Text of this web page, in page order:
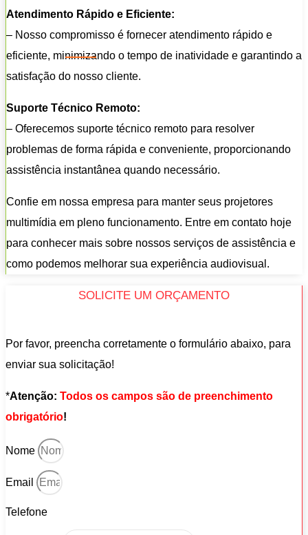
Atendimento Rápido e Eficiente:
– Nosso compromisso é fornecer atendimento rápido e
eficiente, minimizando o tempo de inatividade e garantindo a
satisfação do nosso cliente.
Suporte Técnico Remoto:
– Oferecemos suporte técnico remoto para resolver
problemas de forma rápida e conveniente, proporcionando
assistência instantânea quando necessário.
Confie em nossa empresa para manter seus projetores
multimídia em pleno funcionamento. Entre em contato hoje
para conhecer mais sobre nossos serviços de assistência e
como podemos melhorar sua experiência audiovisual.
SOLICITE UM ORÇAMENTO
Por favor, preencha corretamente o formulário abaixo, para
enviar sua solicitação!
*Atenção: Todos os campos são de preenchimento
obrigatório!
Nome
Email
Telefone